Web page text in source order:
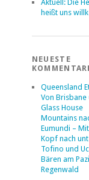
Aktuell: Die
heißt uns
NEUESTE
Queensland
Von
Glass House
Mountains
Eumundi –
Kopf nach
Tofino und
Bären am
Regenwald